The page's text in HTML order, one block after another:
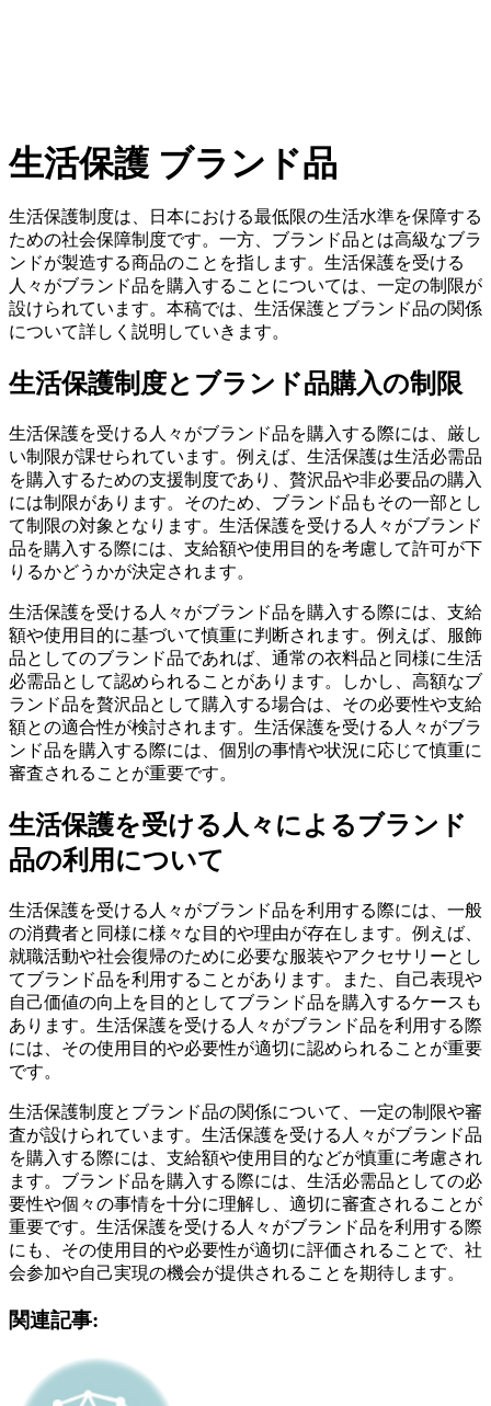
生活保護 ブランド品
生活保護制度は、日本における最低限の生活水準を保障する
ための社会保障制度です。一方、ブランド品とは高級なブラ
ンドが製造する商品のことを指します。生活保護を受ける
人々がブランド品を購入することについては、一定の制限が
設けられています。本稿では、生活保護とブランド品の関係
について詳しく説明していきます。
生活保護制度とブランド品購入の制限
生活保護を受ける人々がブランド品を購入する際には、厳し
い制限が課せられています。例えば、生活保護は生活必需品
を購入するための支援制度であり、贅沢品や非必要品の購入
には制限があります。そのため、ブランド品もその一部とし
て制限の対象となります。生活保護を受ける人々がブランド
品を購入する際には、支給額や使用目的を考慮して許可が下
りるかどうかが決定されます。
生活保護を受ける人々がブランド品を購入する際には、支給
額や使用目的に基づいて慎重に判断されます。例えば、服飾
品としてのブランド品であれば、通常の衣料品と同様に生活
必需品として認められることがあります。しかし、高額なブ
ランド品を贅沢品として購入する場合は、その必要性や支給
額との適合性が検討されます。生活保護を受ける人々がブラ
ンド品を購入する際には、個別の事情や状況に応じて慎重に
審査されることが重要です。
生活保護を受ける人々によるブランド
品の利用について
生活保護を受ける人々がブランド品を利用する際には、一般
の消費者と同様に様々な目的や理由が存在します。例えば、
就職活動や社会復帰のために必要な服装やアクセサリーとし
てブランド品を利用することがあります。また、自己表現や
自己価値の向上を目的としてブランド品を購入するケースも
あります。生活保護を受ける人々がブランド品を利用する際
には、その使用目的や必要性が適切に認められることが重要
です。
生活保護制度とブランド品の関係について、一定の制限や審
査が設けられています。生活保護を受ける人々がブランド品
を購入する際には、支給額や使用目的などが慎重に考慮され
ます。ブランド品を購入する際には、生活必需品としての必
要性や個々の事情を十分に理解し、適切に審査されることが
重要です。生活保護を受ける人々がブランド品を利用する際
にも、その使用目的や必要性が適切に評価されることで、社
会参加や自己実現の機会が提供されることを期待します。
関連記事: